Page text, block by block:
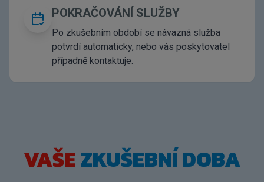
POKRAČOVÁNÍ SLUŽBY
Po zkušebním období se návazná služba
potvrdí automaticky, nebo vás poskytovatel
případně kontaktuje.
VAŠEZKUŠEBNÍ DOBA